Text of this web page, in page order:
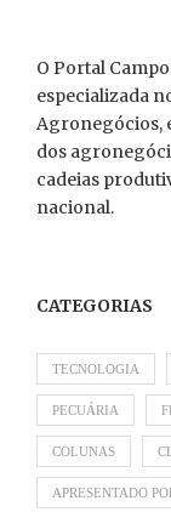
O Portal
especializada
Agronegócios,
dos
cadeias
nacional.
CATEGORIAS
TECNOLOGIA
PECUÁRIA
COLUNAS
APRESENTADO